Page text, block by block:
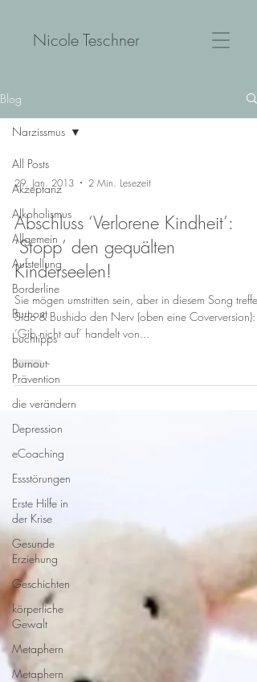
Nicole Teschner
Blog
All Posts
Akzeptanz
Alkoholismus
Allgemein
Aufstellung
Borderline
Burnout
buchtipps
Burnout-
Prävention
die verändern
Depression
eCoaching
Essstörungen
Erste Hilfe in
der Krise
Gesunde
Erziehung
Geschichten
körperliche
Gewalt
Metaphern
Metaphern
Narzissmus
29. Jan. 2013 2 Min. Lesezeit
Abschluss ‘Verlorene Kindheit’:
‘Stopp’ den gequälten
Kinderseelen!
Sie mögen umstritten sein, aber in diesem Song treffen
Sido & Bushido den Nerv (oben eine Coverversion):
‘Gib nicht auf’ handelt von...